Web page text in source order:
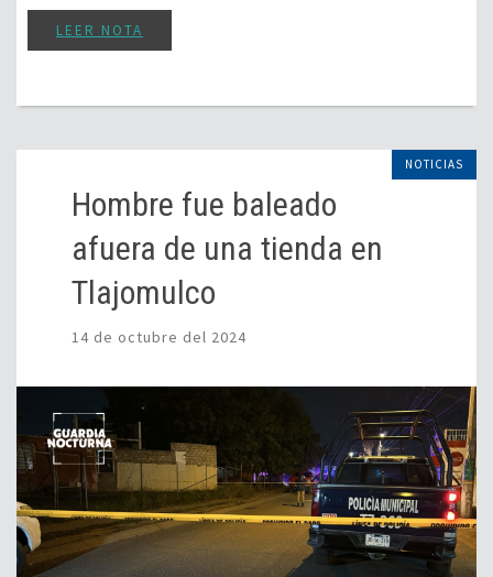
LEER NOTA
NOTICIAS
Hombre fue baleado
afuera de una tienda en
Tlajomulco
14 de octubre del 2024